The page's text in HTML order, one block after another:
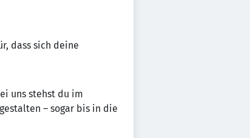
dass sich deine
uns stehst du im
– sogar bis in die